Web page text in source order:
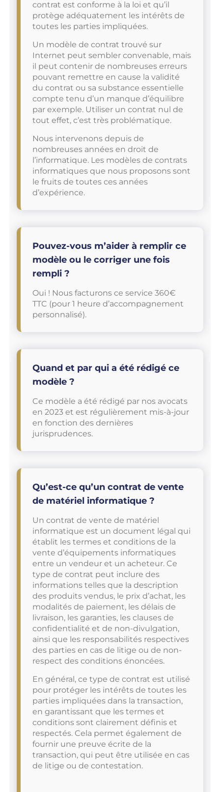
contrat est conforme à la loi et qu’il
protège adéquatement les intérêts de
toutes les parties impliquées.
Un modèle de contrat trouvé sur
Internet peut sembler convenable, mais
il peut contenir de nombreuses erreurs
pouvant remettre en cause la validité
du contrat ou sa substance essentielle
compte tenu d’un manque d’équilibre
par exemple. Utiliser un contrat nul de
tout effet, c’est très problématique.
Nous intervenons depuis de
nombreuses années en droit de
l’informatique. Les modèles de contrats
informatiques que nous proposons sont
le fruits de toutes ces années
d’expérience.
Pouvez-vous m’aider à remplir ce
modèle ou le corriger une fois
rempli ?
Oui ! Nous facturons ce service 360€
TTC (pour 1 heure d’accompagnement
personnalisé).
Quand et par qui a été rédigé ce
modèle ?
Ce modèle a été rédigé par nos avocats
en 2023 et est régulièrement mis-à-jour
en fonction des dernières
jurisprudences.
Qu’est-ce qu’un contrat de vente
de matériel informatique ?
Un contrat de vente de matériel
informatique est un document légal qui
établit les termes et conditions de la
vente d’équipements informatiques
entre un vendeur et un acheteur. Ce
type de contrat peut inclure des
informations telles que la description
des produits vendus, le prix d’achat, les
modalités de paiement, les délais de
livraison, les garanties, les clauses de
confidentialité et de non-divulgation,
ainsi que les responsabilités respectives
des parties en cas de litige ou de non-
respect des conditions énoncées.
En général, ce type de contrat est utilisé
pour protéger les intérêts de toutes les
parties impliquées dans la transaction,
en garantissant que les termes et
conditions sont clairement définis et
respectés. Cela permet également de
fournir une preuve écrite de la
transaction, qui peut être utilisée en cas
de litige ou de contestation.